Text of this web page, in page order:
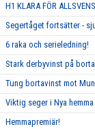
H1 KLARA FÖR
Segertåget fortsätter -
6 raka och serieledning!
Stark derbyvinst på
Tung bortavinst mot
Viktig seger i Nya
Hemmapremiär!